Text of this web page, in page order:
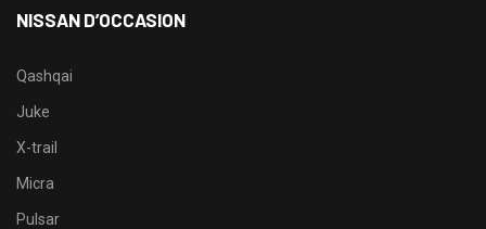
NISSAN D’OCCASION
Qashqai
Juke
X-trail
Micra
Pulsar